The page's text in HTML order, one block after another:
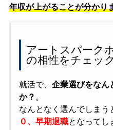
年収が上がることが分かり
アートスパーク
の相性をチェッ
就活で、 企業選びをなん
か？ 。
なんとなく選んでしまう
０、早期退職となってし